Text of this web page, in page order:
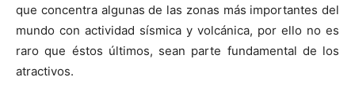
que concentra algunas de las zonas más importantes del
mundo con actividad sísmica y volcánica, por ello no es
raro que éstos últimos, sean parte fundamental de los
atractivos.